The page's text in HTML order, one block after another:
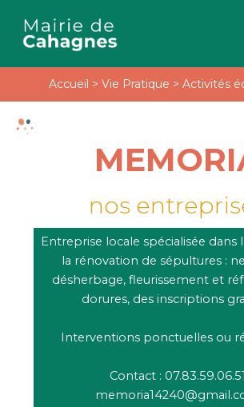
contenu
Accueil > Vie Pratique > Activités
nos
Entreprise locale spécialisée dans
la rénovation de sépultures :
désherbage, fleurissement et
dorures, des inscriptions
Interventions ponctuelles ou
Contact : 07.83.59.06.51